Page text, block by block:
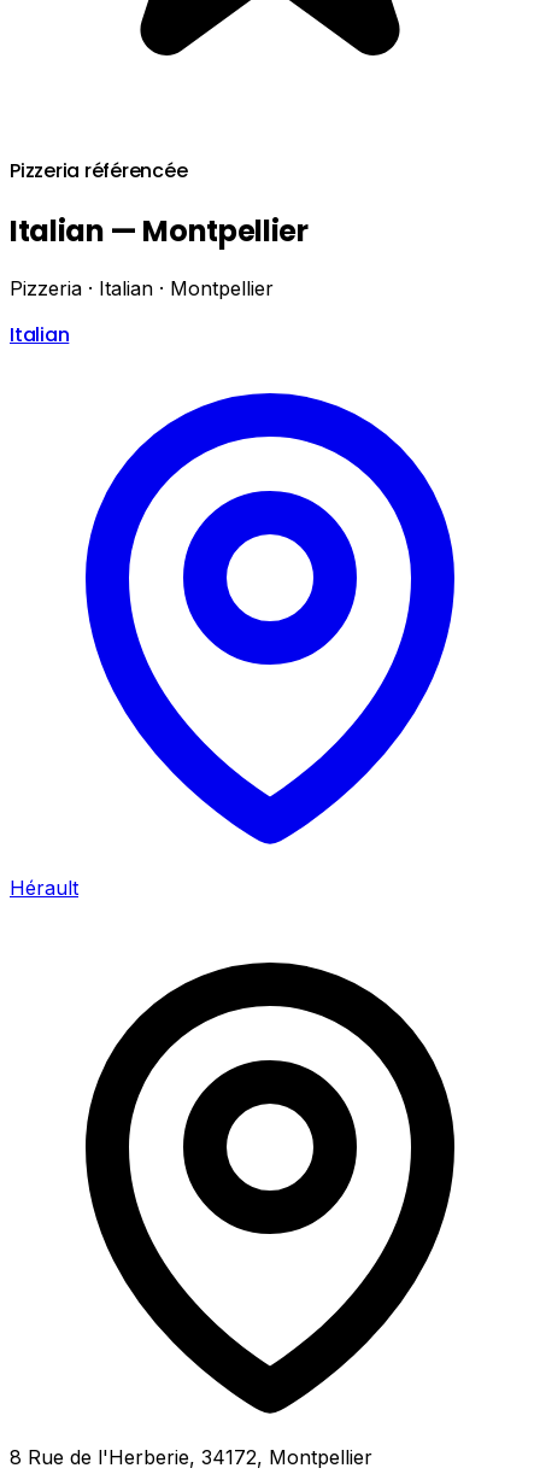
Pizzeria référencée
Italian — Montpellier
Pizzeria · Italian · Montpellier
Italian
Hérault
8 Rue de l'Herberie, 34172, Montpellier